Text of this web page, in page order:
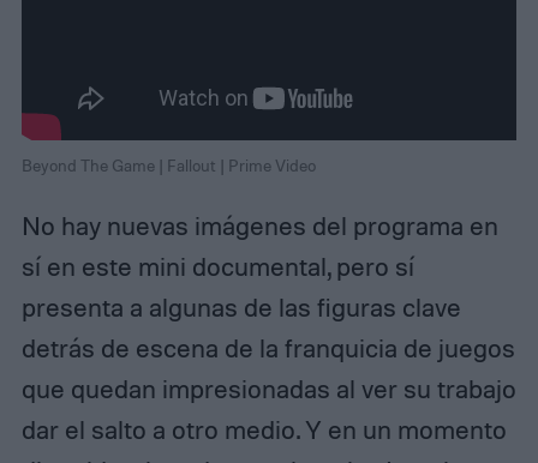
Beyond The Game | Fallout | Prime Video
No hay nuevas imágenes del programa en
sí en este mini documental, pero sí
presenta a algunas de las figuras clave
detrás de escena de la franquicia de juegos
que quedan impresionadas al ver su trabajo
dar el salto a otro medio. Y en un momento